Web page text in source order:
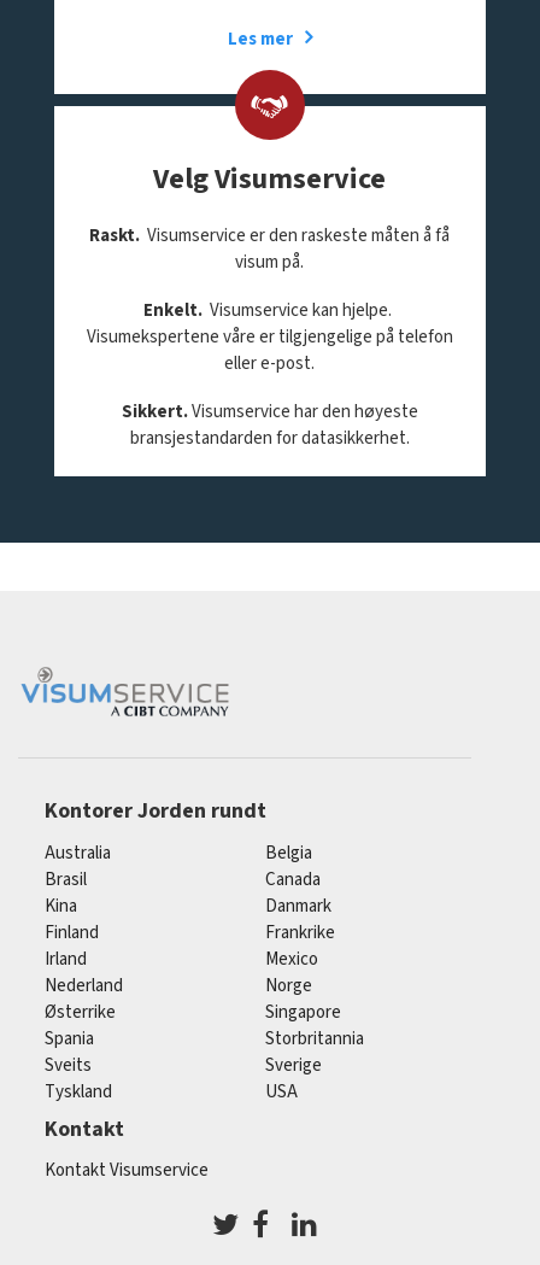
Les mer
Velg Visumservice
Raskt. Visumservice er den raskeste måten å få
visum på.
Enkelt. Visumservice kan hjelpe.
Visumekspertene våre er tilgjengelige på telefon
eller e-post.
Sikkert.Visumservice har den høyeste
bransjestandarden for datasikkerhet.
Kontorer Jorden rundt
Australia
Belgia
Brasil
Canada
Kina
Danmark
Finland
Frankrike
Irland
Mexico
Nederland
Norge
Østerrike
Singapore
Spania
Storbritannia
Sveits
Sverige
Tyskland
USA
Kontakt
Kontakt Visumservice